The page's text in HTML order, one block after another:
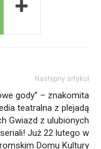
Następny artykuł
gody” – znakomita
teatralna z plejadą
Gwiazd z ulubionych
seriali! Już 22 lutego w
Domu Kultury